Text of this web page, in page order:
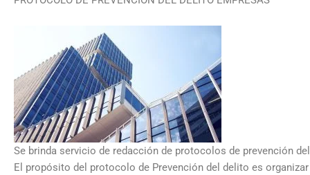
Se brinda servicio de redacción de protocolos de prevención
El propósito del protocolo de Prevención del delito es